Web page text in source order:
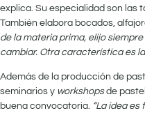
explica. Su especialidad son las
También elabora bocados,
de la materia prima, elijo
cambiar. Otra característica es
Además de la producción de
seminarios y workshopsde
buena convocatoria. “La idea